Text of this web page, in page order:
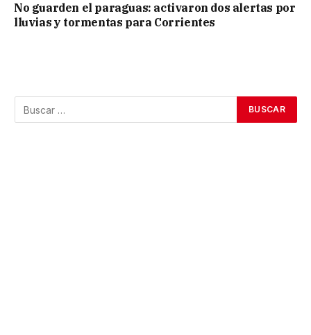
No guarden el paraguas: activaron dos alertas por
lluvias y tormentas para Corrientes